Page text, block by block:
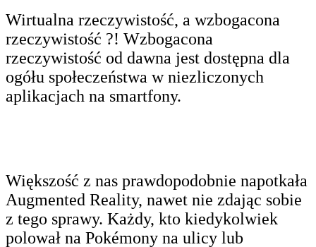
Wirtualna rzeczywistość, a wzbogacona
rzeczywistość ?! Wzbogacona
rzeczywistość od dawna jest dostępna dla
ogółu społeczeństwa w niezliczonych
aplikacjach na smartfony.
Większość z nas prawdopodobnie napotkała
Augmented Reality, nawet nie zdając sobie
z tego sprawy. Każdy, kto kiedykolwiek
polował na Pokémony na ulicy lub